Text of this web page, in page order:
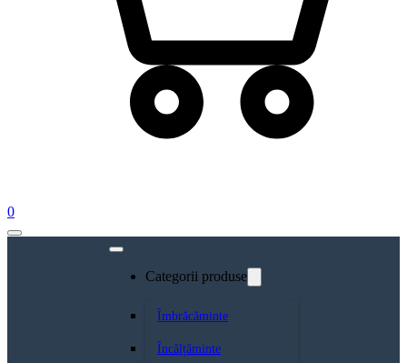
0
Categorii produse
Îmbrăcăminte
Încălțăminte